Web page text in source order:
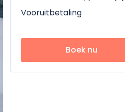
Vooruitbetaling
Boek nu